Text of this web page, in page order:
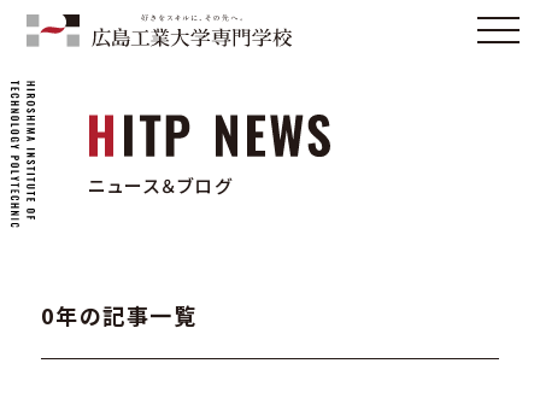
ニュース＆ブログ
0年の記事一覧